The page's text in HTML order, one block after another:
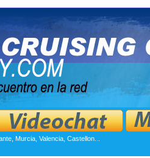
Murcia, Valencia, Castellon...